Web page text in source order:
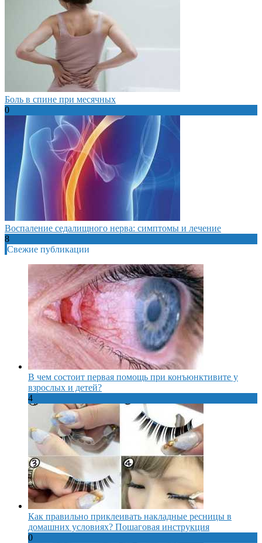
Боль в спине при месячных
0
Воспаление седалищного нерва: симптомы и лечение
8
Свежие публикации
В чем состоит первая помощь при конъюнктивите у
взрослых и детей?
4
Как правильно приклеивать накладные ресницы в
домашних условиях? Пошаговая инструкция
0